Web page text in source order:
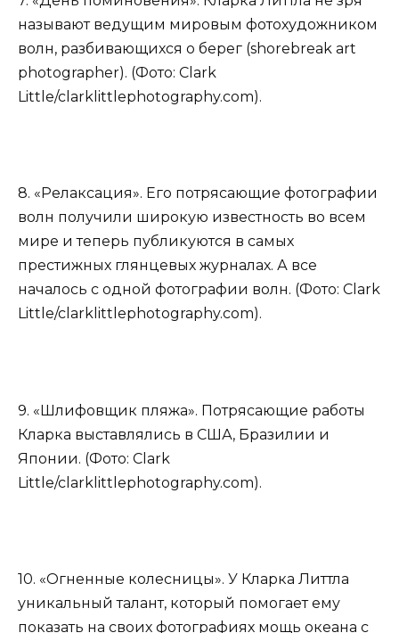
называют ведущим мировым фотохудожником
волн, разбивающихся о берег (shorebreak art
photographer). (Фото: Clark
Little/clarklittlephotography.com).
8. «Релаксация». Его потрясающие фотографии
волн получили широкую известность во всем
мире и теперь публикуются в самых
престижных глянцевых журналах. А все
началось с одной фотографии волн. (Фото: Clark
Little/clarklittlephotography.com).
9. «Шлифовщик пляжа». Потрясающие работы
Кларка выставлялись в США, Бразилии и
Японии. (Фото: Clark
Little/clarklittlephotography.com).
10. «Огненные колесницы». У Кларка Литтла
уникальный талант, который помогает ему
показать на своих фотографиях мощь океана с